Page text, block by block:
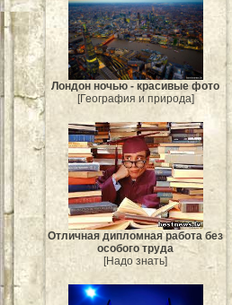
Лондон ночью - красивые фото
[География и природа]
Отличная дипломная работа без
особого труда
[Надо знать]